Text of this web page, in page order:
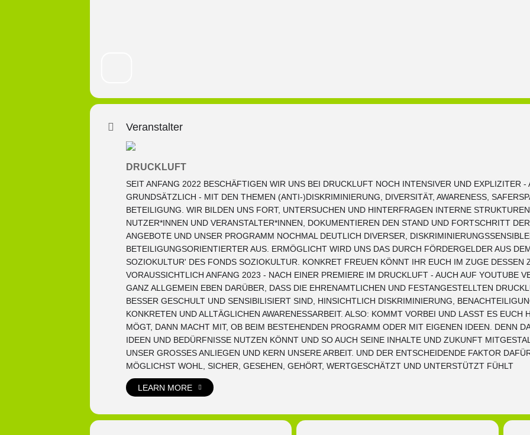
Veranstalter
DRUCKLUFT
SEIT ANFANG 2022 BESCHÄFTIGEN WIR UNS BEI DRUCKLUFT NOCH INTENSIVER UND EXPLIZITER
GRUNDSÄTZLICH - MIT DEN THEMEN (ANTI-)DISKRIMINIERUNG, DIVERSITÄT, AWARENESS,
BETEILIGUNG. WIR BILDEN UNS FORT, UNTERSUCHEN UND HINTERFRAGEN INTERNE
NUTZER*INNEN UND VERANSTALTER*INNEN, DOKUMENTIEREN DEN STAND UND FORTSCHRITT
ANGEBOTE UND UNSER PROGRAMM NOCHMAL DEUTLICH DIVERSER,
BETEILIGUNGSORIENTIERTER AUS. ERMÖGLICHT WIRD UNS DAS DURCH FÖRDERGELDER AUS
SOZIOKULTUR' DES FONDS SOZIOKULTUR. KONKRET FREUEN KÖNNT IHR EUCH IM ZUGE DESSEN
VORAUSSICHTLICH ANFANG 2023 - NACH EINER PREMIERE IM DRUCKLUFT - AUCH AUF YOUTUBE
GANZ ALLGEMEIN EBEN DARÜBER, DASS DIE EHRENAMTLICHEN UND FESTANGESTELLTEN
BESSER GESCHULT UND SENSIBILISIERT SIND, HINSICHTLICH DISKRIMINIERUNG,
KONKRETEN UND ALLTÄGLICHEN AWARENESSARBEIT. ALSO: KOMMT VORBEI UND LASST ES EUCH
MÖGT, DANN MACHT MIT, OB BEIM BESTEHENDEN PROGRAMM ODER MIT EIGENEN IDEEN. DENN
IDEEN UND BEDÜRFNISSE NUTZEN KÖNNT UND SO AUCH SEINE INHALTE UND ZUKUNFT
UNSER GROSSES ANLIEGEN UND KERN UNSERE ARBEIT. UND DER ENTSCHEIDENDE FAKTOR
MÖGLICHST WOHL, SICHER, GESEHEN, GEHÖRT, WERTGESCHÄTZT UND UNTERSTÜTZT FÜHLT
LEARN MORE